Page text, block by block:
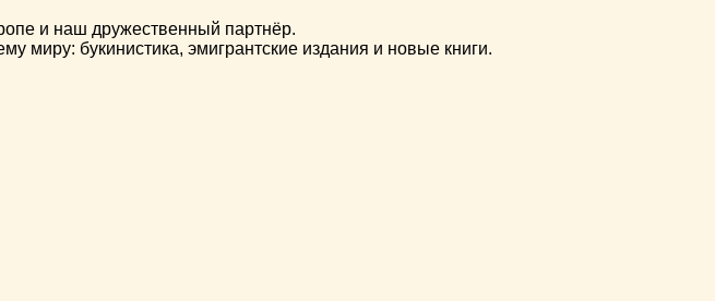
и наш дружественный партнёр.
миру: букинистика, эмигрантские издания и новые книги.